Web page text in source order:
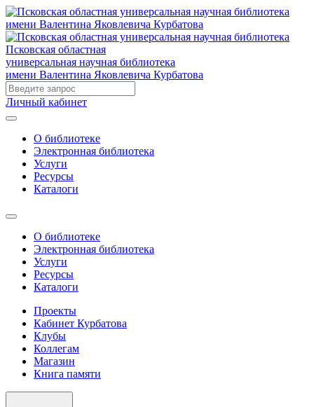
Псковская областная
универсальная научная библиотека
имени Валентина Яковлевича Курбатова
Личный кабинет
О библиотеке
Электронная библиотека
Услуги
Ресурсы
Каталоги
О библиотеке
Электронная библиотека
Услуги
Ресурсы
Каталоги
Проекты
Кабинет Курбатова
Клубы
Коллегам
Магазин
Книга памяти